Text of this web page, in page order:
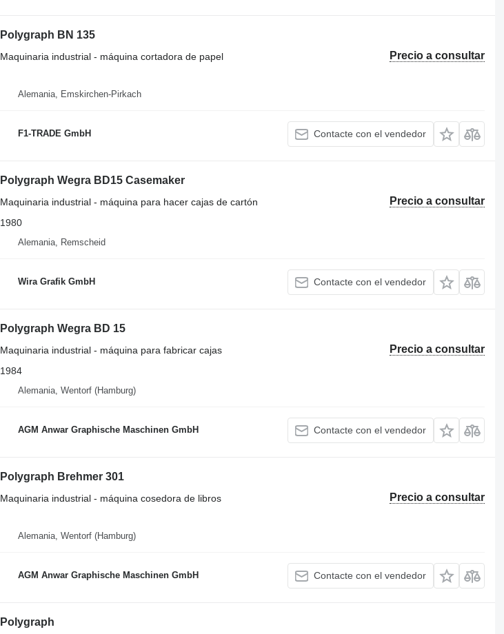
Polygraph BN 135
Precio a consultar
Maquinaria industrial - máquina cortadora de papel
Alemania, Emskirchen-Pirkach
F1-TRADE GmbH Contacte con el vendedor
Polygraph Wegra BD15 Casemaker
Precio a consultar
Maquinaria industrial - máquina para hacer cajas de cartón
1980
Alemania, Remscheid
Wira Grafik GmbH Contacte con el vendedor
Polygraph Wegra BD 15
Precio a consultar
Maquinaria industrial - máquina para fabricar cajas
1984
Alemania, Wentorf (Hamburg)
AGM Anwar Graphische Maschinen GmbH Contacte con el vendedor
Polygraph Brehmer 301
Precio a consultar
Maquinaria industrial - máquina cosedora de libros
Alemania, Wentorf (Hamburg)
AGM Anwar Graphische Maschinen GmbH Contacte con el vendedor
Polygraph